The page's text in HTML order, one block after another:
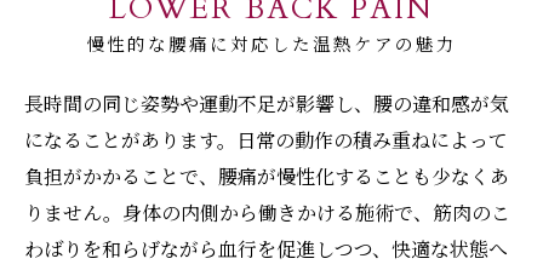
慢性的な腰痛に対応した温熱ケアの魅力
LOWER BACK PAIN
長時間の同じ姿勢や運動不足が影響し、腰の違和感が気
になることがあります。日常の動作の積み重ねによって
負担がかかることで、腰痛が慢性化することも少なくあ
りません。身体の内側から働きかける施術で、筋肉のこ
わばりを和らげながら血行を促進しつつ、快適な状態へ